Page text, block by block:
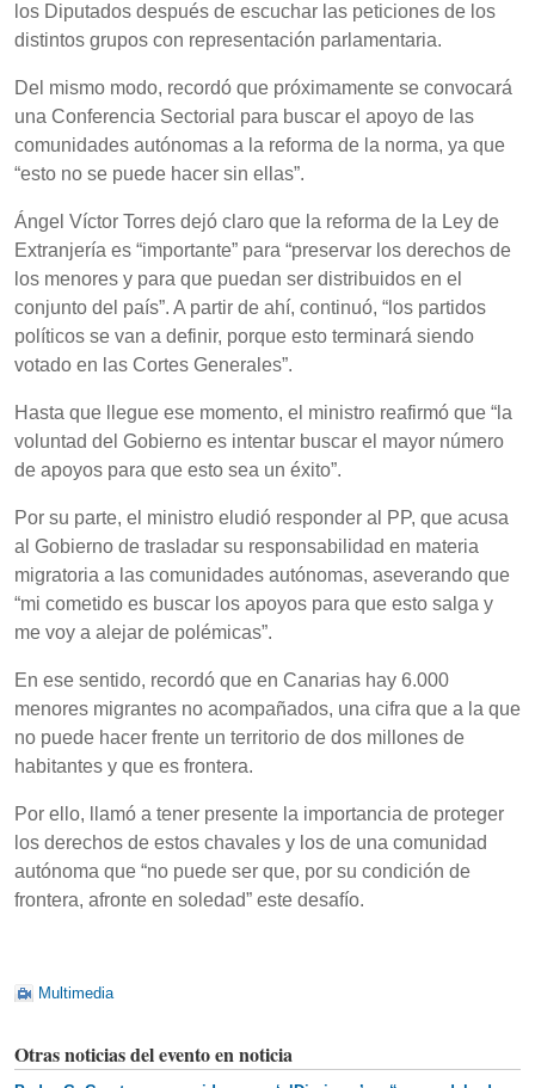
los Diputados después de escuchar las peticiones de los
distintos grupos con representación parlamentaria.
Del mismo modo, recordó que próximamente se convocará
una Conferencia Sectorial para buscar el apoyo de las
comunidades autónomas a la reforma de la norma, ya que
“esto no se puede hacer sin ellas”.
Ángel Víctor Torres dejó claro que la reforma de la Ley de
Extranjería es “importante” para “preservar los derechos de
los menores y para que puedan ser distribuidos en el
conjunto del país”. A partir de ahí, continuó, “los partidos
políticos se van a definir, porque esto terminará siendo
votado en las Cortes Generales”.
Hasta que llegue ese momento, el ministro reafirmó que “la
voluntad del Gobierno es intentar buscar el mayor número
de apoyos para que esto sea un éxito”.
Por su parte, el ministro eludió responder al PP, que acusa
al Gobierno de trasladar su responsabilidad en materia
migratoria a las comunidades autónomas, aseverando que
“mi cometido es buscar los apoyos para que esto salga y
me voy a alejar de polémicas”.
En ese sentido, recordó que en Canarias hay 6.000
menores migrantes no acompañados, una cifra que a la que
no puede hacer frente un territorio de dos millones de
habitantes y que es frontera.
Por ello, llamó a tener presente la importancia de proteger
los derechos de estos chavales y los de una comunidad
autónoma que “no puede ser que, por su condición de
frontera, afronte en soledad” este desafío.
Multimedia
Otras noticias del evento en noticia